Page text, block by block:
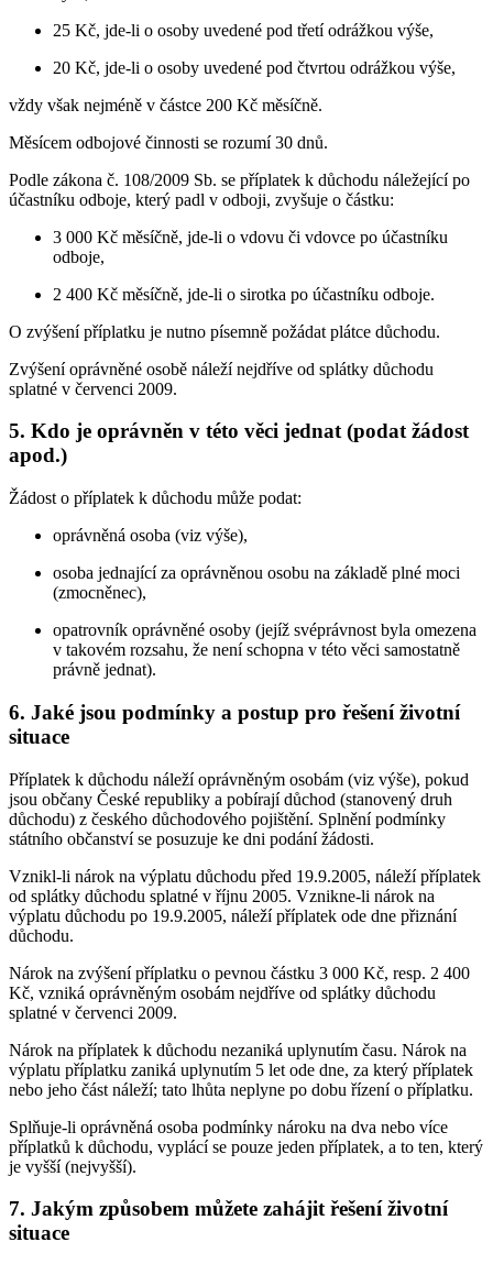
25 Kč, jde-li o osoby uvedené pod třetí odrážkou výše,
20 Kč, jde-li o osoby uvedené pod čtvrtou odrážkou výše,
vždy však nejméně v částce 200 Kč měsíčně.
Měsícem odbojové činnosti se rozumí 30 dnů.
Podle zákona č. 108/2009 Sb. se příplatek k důchodu náležející po
účastníku odboje, který padl v odboji, zvyšuje o částku:
3 000 Kč měsíčně, jde-li o vdovu či vdovce po účastníku
odboje,
2 400 Kč měsíčně, jde-li o sirotka po účastníku odboje.
O zvýšení příplatku je nutno písemně požádat plátce důchodu.
Zvýšení oprávněné osobě náleží nejdříve od splátky důchodu
splatné v červenci 2009.
5. Kdo je oprávněn v této věci jednat (podat žádost
apod.)
Žádost o příplatek k důchodu může podat:
oprávněná osoba (viz výše),
osoba jednající za oprávněnou osobu na základě plné moci
(zmocněnec),
opatrovník oprávněné osoby (jejíž svéprávnost byla omezena
v takovém rozsahu, že není schopna v této věci samostatně
právně jednat).
6. Jaké jsou podmínky a postup pro řešení životní
situace
Příplatek k důchodu náleží oprávněným osobám (viz výše), pokud
jsou občany České republiky a pobírají důchod (stanovený druh
důchodu) z českého důchodového pojištění. Splnění podmínky
státního občanství se posuzuje ke dni podání žádosti.
Vznikl-li nárok na výplatu důchodu před 19.9.2005, náleží příplatek
od splátky důchodu splatné v říjnu 2005. Vznikne-li nárok na
výplatu důchodu po 19.9.2005, náleží příplatek ode dne přiznání
důchodu.
Nárok na zvýšení příplatku o pevnou částku 3 000 Kč, resp. 2 400
Kč, vzniká oprávněným osobám nejdříve od splátky důchodu
splatné v červenci 2009.
Nárok na příplatek k důchodu nezaniká uplynutím času. Nárok na
výplatu příplatku zaniká uplynutím 5 let ode dne, za který příplatek
nebo jeho část náleží; tato lhůta neplyne po dobu řízení o příplatku.
Splňuje-li oprávněná osoba podmínky nároku na dva nebo více
příplatků k důchodu, vyplácí se pouze jeden příplatek, a to ten, který
je vyšší (nejvyšší).
7. Jakým způsobem můžete zahájit řešení životní
situace